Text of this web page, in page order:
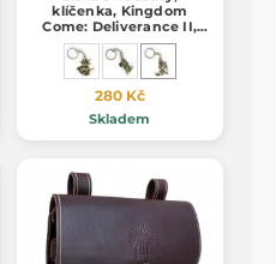
klíčenka, Kingdom
Come: Deliverance II,
zinek
280 Kč
Skladem